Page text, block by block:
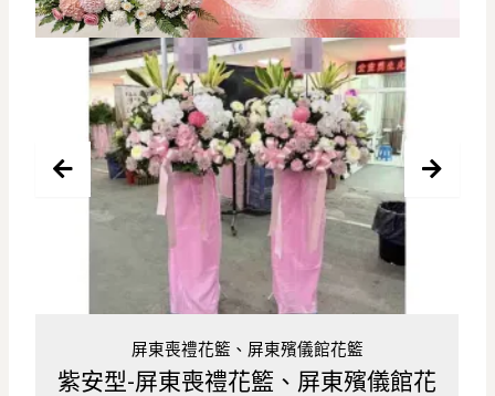
殯儀館花
屏東喪禮花籃、屏東殯儀館花籃
高貴型-屏東喪禮花籃、屏東殯